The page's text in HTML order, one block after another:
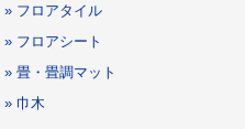
» フロアタイル
» フロアシート
» 畳・畳調マット
» 巾木